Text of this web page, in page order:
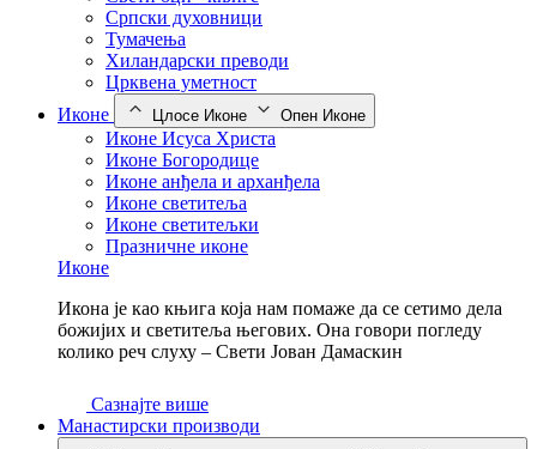
Српски духовници
Тумачења
Хиландарски преводи
Црквена уметност
Иконе
Цлосе Иконе Опен Иконе
Иконе Исуса Христа
Иконе Богородице
Иконе анђела и арханђела
Иконе светитеља
Иконе светитељки
Празничне иконе
Иконе
Икона је као књига која нам помаже да се сетимо дела
божијих и светитеља његових. Она говори погледу
колико реч слуху – Свети Јован Дамаскин
Сазнајте више
Манастирски производи